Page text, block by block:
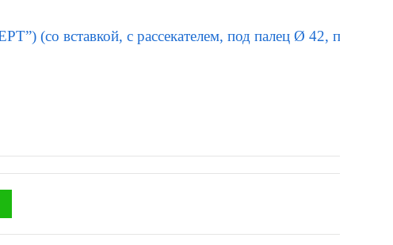
(со вставкой, с рассекателем, под палец Ø 42,